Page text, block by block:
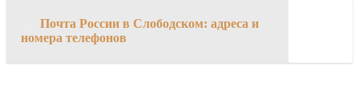
Почта России в Слободском: адреса и
номера телефонов